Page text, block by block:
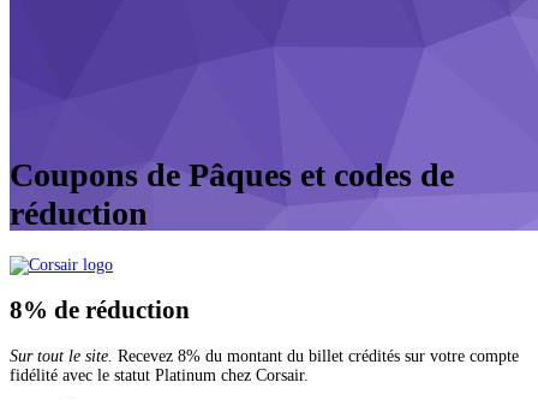
Coupons de Pâques et codes de
réduction
8% de réduction
Sur tout le site. Recevez 8% du montant du billet crédités sur votre compte
fidélité avec le statut Platinum chez Corsair.